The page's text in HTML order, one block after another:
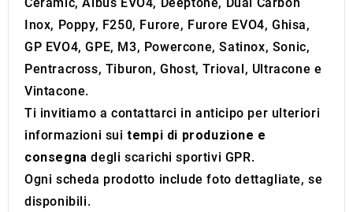
of their services.
Inox, Poppy, F250, Furore, Furore EVO4, Ghisa,
GP EVO4, GPE, M3, Powercone, Satinox, Sonic,
Pentracross, Tiburon, Ghost, Trioval, Ultracone e
Vintacone.
Ti invitiamo a contattarci in anticipo per ulteriori
informazioni suitempi di produzione e
consegna degli scarichi sportivi GPR.
Ogni scheda prodotto include foto dettagliate, se
disponibili.